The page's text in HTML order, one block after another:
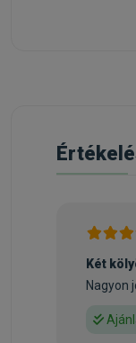
•
•
Kapható
Két
Nagyon